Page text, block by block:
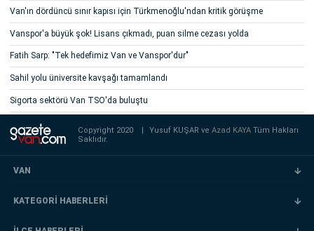
Van'ın dördüncü sınır kapısı için Türkmenoğlu'ndan kritik görüşme
Vanspor'a büyük şok! Lisans çıkmadı, puan silme cezası yolda
Fatih Sarp: "Tek hedefimiz Van ve Vanspor'dur"
Sahil yolu üniversite kavşağı tamamlandı
Sigorta sektörü Van TSO'da buluştu
Copyright 2020 Yusuf KUŞAR veAzad KAYATüm Hakları
Saklıdır.
VAN
KATEGORİ HABERLERİ